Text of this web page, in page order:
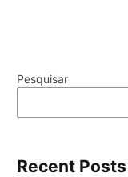
Pesquisar
Recent Posts